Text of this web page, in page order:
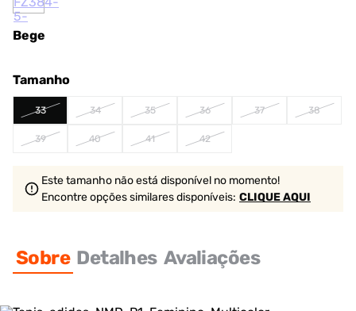
Bege
Tamanho
33 34 35 36 37 38
39 40 41 42
Este tamanho não está disponível no momento!
Encontre opções similaresdisponíveis: CLIQUE AQUI
Sobre Detalhes Avaliações